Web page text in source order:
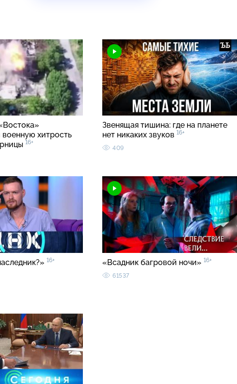
военную хитрость
16+
Звенящая тишина: где на планете
нет никаких звуков 16+
409
16+ «Всадник багровой ночи» 16+
61537